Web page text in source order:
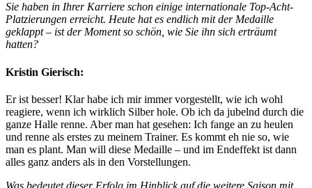
Sie haben in Ihrer Karriere schon einige internationale Top-Acht-
Platzierungen erreicht. Heute hat es endlich mit der Medaille
geklappt – ist der Moment so schön, wie Sie ihn sich erträumt
hatten?
Kristin Gierisch:
Er ist besser! Klar habe ich mir immer vorgestellt, wie ich wohl
reagiere, wenn ich wirklich Silber hole. Ob ich da jubelnd durch die
ganze Halle renne. Aber man hat gesehen: Ich fange an zu heulen
und renne als erstes zu meinem Trainer. Es kommt eh nie so, wie
man es plant. Man will diese Medaille – und im Endeffekt ist dann
alles ganz anders als in den Vorstellungen.
Was bedeutet dieser Erfolg im Hinblick auf die weitere Saison mit